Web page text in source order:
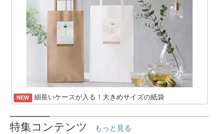
NEW 細長いケースが入る！大きめサイズの紙袋
特集コンテンツ もっと見る